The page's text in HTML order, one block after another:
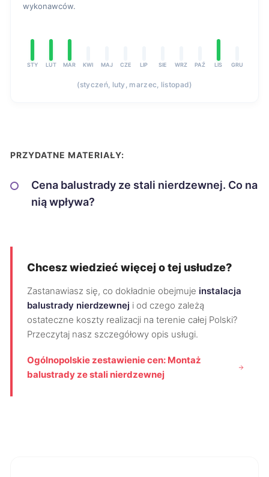
wykonawców.
STY LUT MAR KWI MAJ CZE LIP SIE WRZ PAŹ LIS GRU
(styczeń, luty, marzec, listopad)
PRZYDATNE MATERIAŁY:
Cena balustrady ze stali nierdzewnej. Co na
nią wpływa?
Chcesz wiedzieć więcej o tej usłudze?
Zastanawiasz się, co dokładnie obejmuje instalacja
balustrady nierdzewnej i od czego zależą
ostateczne koszty realizacji na terenie całej Polski?
Przeczytaj nasz szczegółowy opis usługi.
Ogólnopolskie zestawienie cen: Montaż
balustrady ze stali nierdzewnej